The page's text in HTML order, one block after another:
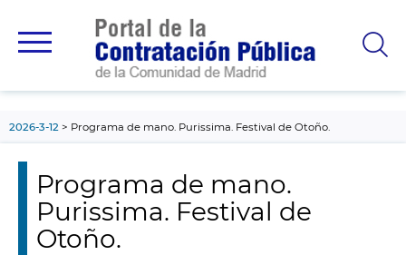
principal
2026-3-12 Programa de mano. Purissima. Festival de Otoño.
Programa de mano.
Purissima. Festival de
Otoño.